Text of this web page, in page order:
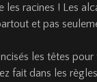
les racines ! Les
et pas
les têtes pour
fait dans les